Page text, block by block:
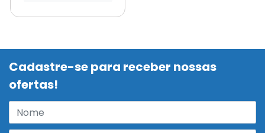
Cadastre-se para receber nossas
ofertas!